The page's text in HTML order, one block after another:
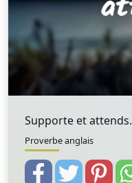
Supporte et attends.
Proverbe anglais